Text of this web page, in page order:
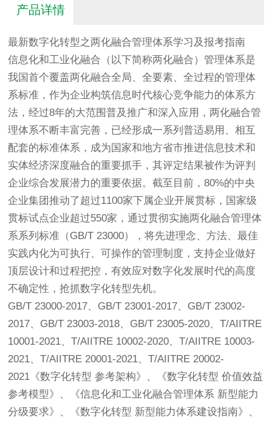
产品详情
最新数字化转型之两化融合管理体系学习及报考指南
信息化和工业化融合（以下简称两化融合）管理体系是
我国首个覆盖两化融合全局、全要素、全过程的管理体
系标准，作为企业构筑信息时代核心竞争能力的体系方
法，经过8年的大范围普及推广和深入应用，两化融合管
理体系不断丰富完善，已经形成一系列普适易用、相互
配套的标准体系，成为国家和地方省市推进信息技术和
实体经济深度融合的重要抓手，其评定结果被作为评判
企业综合发展潜力的重要依据。截至目前，80%的中央
企业集团推动了超过1100家下属企业开展贯标，国家级
贯标试点企业超过550家，通过贯彻实施两化融合管理体
系系列标准（GB/T 23000），将先进理念、方法、最佳
实践内化为可执行、可操作的管理制度，支持企业做好
顶层设计和过程把控，有效应对数字化发展时代的高度
不确定性，抢抓数字化转型先机。
GB/T 23000-2017、GB/T 23001-2017、GB/T 23002-
2017、GB/T 23003-2018、GB/T 23005-2020、T/AIITRE
10001-2021、T/AIITRE 10002-2020、T/AIITRE 10003-
2021、T/AIITRE 20001-2021、T/AIITRE 20002-
2021《数字化转型 参考架构》、《数字化转型 价值效益
参考模型》、《信息化和工业化融合管理体系 新型能力
分级要求》、《数字化转型 新型能力体系建设指南》、